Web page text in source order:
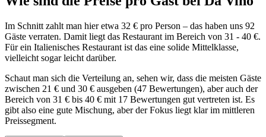
Im Schnitt zahlt man hier etwa 32 € pro Person – das haben uns 92
Gäste verraten. Damit liegt das Restaurant im Bereich von 31 - 40 €.
Für ein Italienisches Restaurant ist das eine solide Mittelklasse,
vielleicht sogar leicht darüber.
Schaut man sich die Verteilung an, sehen wir, dass die meisten Gäste
zwischen 21 € und 30 € ausgeben (47 Bewertungen), aber auch der
Bereich von 31 € bis 40 € mit 17 Bewertungen gut vertreten ist. Es
gibt also eine gute Mischung, aber der Fokus liegt klar im mittleren
Preissegment.